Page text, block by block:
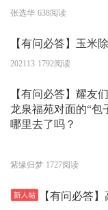
张选华 638阅读
【有问必答】玉米
202113 1792阅读
【有问必答】耀友
龙泉福苑对面的“包
哪里去了吗？
紫缘归梦 1727阅读
【有问必答